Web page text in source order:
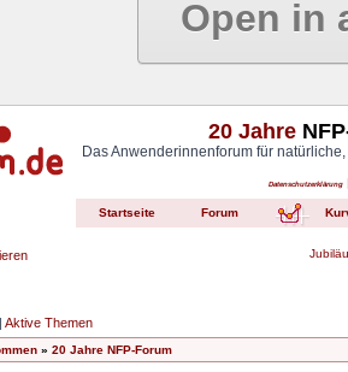
Open in
20 Jahre
Das Anwenderinnenforum für
Datenschutzerklärung
Startseite Forum
| Aktive Themen
» 20 Jahre NFP-Forum